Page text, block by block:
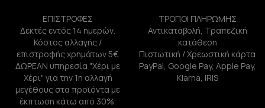
ΕΠΙΣΤΡΟΦΕΣ
Δεκτές εντός 14 ημερών.
Κόστος αλλαγής /
επιστροφής χρημάτων 5€.
ΔΩΡΕΑΝ υπηρεσία "Χέρι με
Χέρι" για την 1η αλλαγή
μεγέθους στα προϊόντα με
έκπτωση κάτω από 30%.
ΤΡΟΠΟΙ ΠΛΗΡΩΜΗΣ
Αντικαταβολή, Τραπεζική
κατάθεση
Πιστωτική / Χρεωστική κάρτα
PayPal, Google Pay, Apple Pay,
Klarna, IRIS